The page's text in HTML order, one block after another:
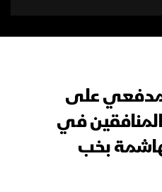
مدفعي على
في
بخب